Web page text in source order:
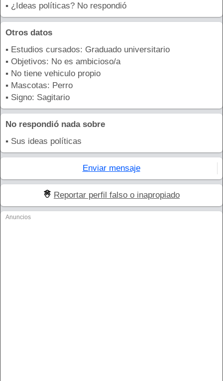
▪ ¿Ideas políticas? No respondió
Otros datos
▪ Estudios cursados: Graduado universitario
▪ Objetivos: No es ambicioso/a
▪ No tiene vehiculo propio
▪ Mascotas: Perro
▪ Signo: Sagitario
No respondió nada sobre
▪ Sus ideas políticas
Enviar mensaje
Reportar perfil falso o inapropiado
Anuncios